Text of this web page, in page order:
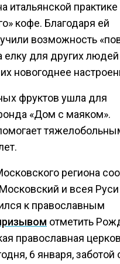
итальянской практике
кофе. Благодаря ей
возможность
для других людей
новогоднее
фруктов ушла для
«Дом с маяком».
региона
и всея Руси
к православным
отметить
православная
6 января, заботой